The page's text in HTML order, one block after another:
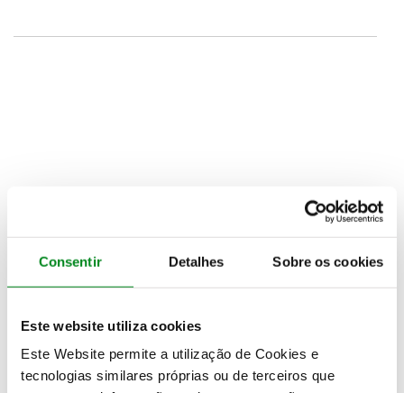
Consentir Detalhes Sobre os cookies
Este website utiliza cookies
Este Website permite a utilização de Cookies e
tecnologias similares próprias ou de terceiros que